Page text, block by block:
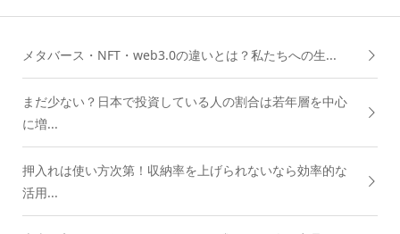
メタバース・NFT・web3.0の違いとは？私たちへの生...
まだ少ない？日本で投資している人の割合は若年層を中心
に増...
押入れは使い方次第！収納率を上げられないなら効率的な
活用...